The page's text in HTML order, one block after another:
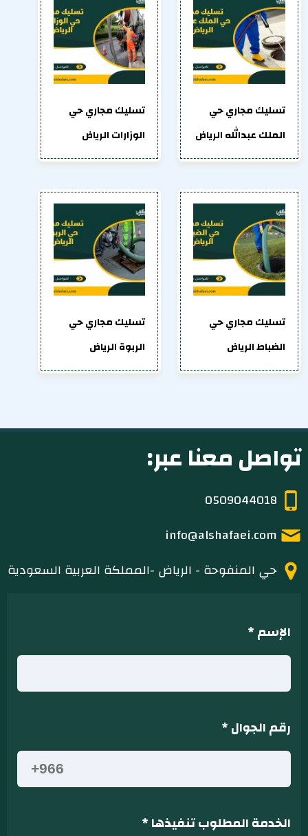
تسليك مجاري حي
الملك عبدالله الرياض
تسليك مجاري حي
الوزارات الرياض
تسليك مجاري حي
الضباط الرياض
تسليك مجاري حي
الربوة الرياض
تواصل معنا عبر:
info@alshafaei.com
حي المنفوحة - الرياض -المملكة العربية السعودية
الإسم*
رقم الجوال*
الخدمة المطلوب تنفيذها*